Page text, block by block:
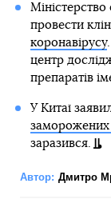
провести
коронавірусу
центр
препаратів
У Китаї
заморожених
заразився.
Автор: Дмитро